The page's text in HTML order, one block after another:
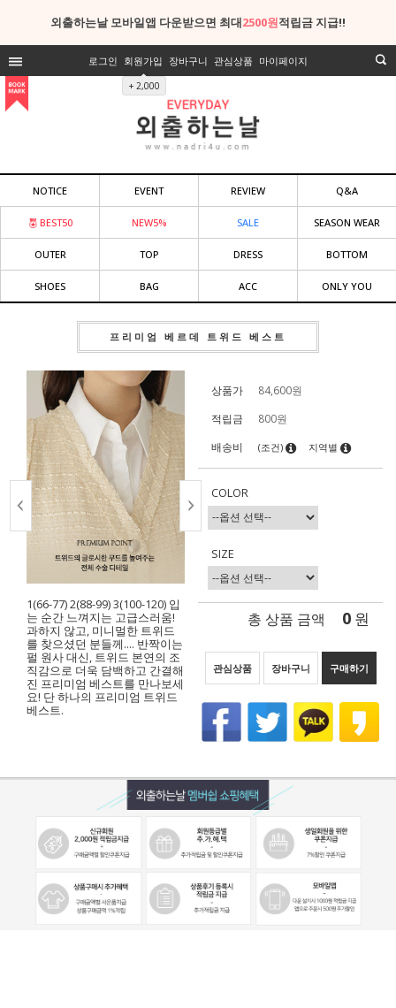
외출하는날 모바일앱 다운받으면 최대2500원적립금 지급!!
로그인 회원가입
+ 2,000
장바구니 관심상품 마이페이지
NOTICE EVENT REVIEW Q&A
BEST50 NEW5% SALE SEASON WEAR
OUTER TOP DRESS BOTTOM
SHOES BAG ACC ONLY YOU
프리미엄 베르데 트위드 베스트
1(66-77) 2(88-99) 3(100-120) 입
는 순간 느껴지는 고급스러움!
과하지 않고, 미니멀한 트위드
를 찾으셨던 분들께…. 반짝이는
펄 원사 대신, 트위드 본연의 조
직감으로 더욱 담백하고 간결해
진 프리미엄 베스트를 만나보세
요! 단 하나의 프리미엄 트위드
베스트.
상품가 84,600원
적립금
800원
배송비
(조건) 지역별
COLOR
SIZE
총 상품 금액 0 원
관심상품 장바구니 구매하기